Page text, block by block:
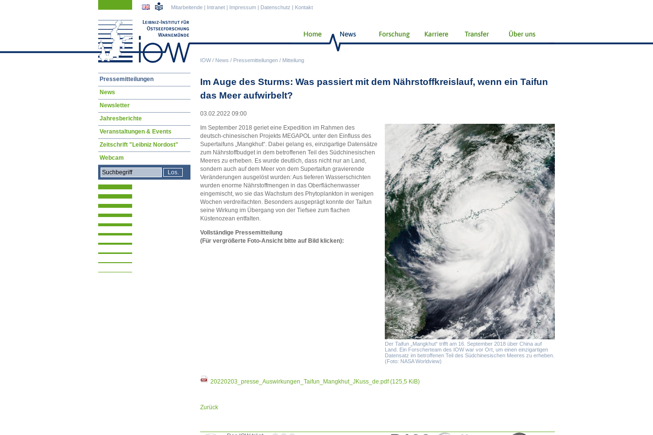
IOW/ News / Pressemitteilungen / Mitteilung
Mitarbeitende | Intranet | Impressum | Datenschutz | Kontakt
Im Auge des Sturms: Was passiert mit dem Nährstoffkreislauf, wenn ein Taifun
das Meer aufwirbelt?
03.02.2022 09:00
Der Taifun „Mangkhut“ trifft am 16. September 2018 über China auf
Land. Ein Forscherteam des IOW war vor Ort, um einen einzigartigen
Datensatz im betroffenen Teil des Südchinesischen Meeres zu erheben.
(Foto: NASA Worldview)
Im September 2018 geriet eine Expedition im Rahmen des
deutsch-chinesischen Projekts MEGAPOL unter den Einfluss des
Supertaifuns „Mangkhut“. Dabei gelang es, einzigartige Datensätze
zum Nährstoffbudget in dem betroffenen Teil des Südchinesischen
Meeres zu erheben. Es wurde deutlich, dass nicht nur an Land,
sondern auch auf dem Meer von dem Supertaifun gravierende
Veränderungen ausgelöst wurden: Aus tieferen Wasserschichten
wurden enorme Nährstoffmengen in das Oberflächenwasser
eingemischt, wo sie das Wachstum des Phytoplankton in wenigen
Wochen verdreifachten. Besonders ausgeprägt konnte der Taifun
seine Wirkung im Übergang von der Tiefsee zum flachen
Küstenozean entfalten.
Vollständige Pressemitteilung
(Für vergrößerte Foto-Ansicht bitte auf Bild klicken):
20220203_presse_Auswirkungen_Taifun_Mangkhut_JKuss_de.pdf(125,5 KiB)
Zurück
Navigation
Pressemitteilungen
News
Newsletter
Jahresberichte
Veranstaltungen & Events
Zeitschrift "Leibniz Nordost"
Webcam